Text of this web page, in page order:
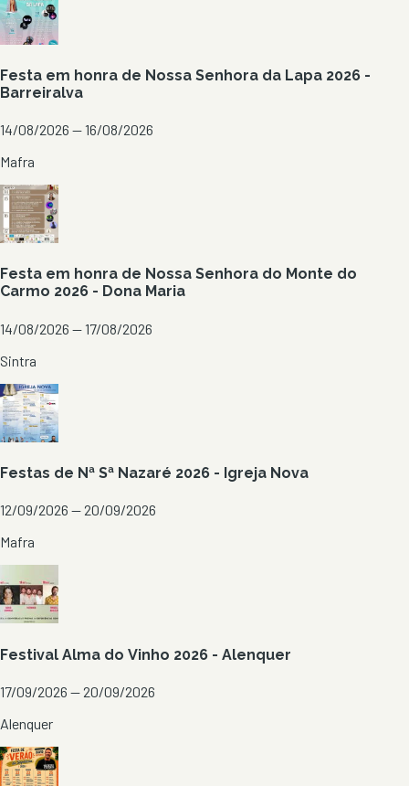
Festa em honra de Nossa Senhora da Lapa 2026 -
Barreiralva
14/08/2026 — 16/08/2026
Mafra
Festa em honra de Nossa Senhora do Monte do
Carmo 2026 - Dona Maria
14/08/2026 — 17/08/2026
Sintra
Festas de Nª Sª Nazaré 2026 - Igreja Nova
12/09/2026 — 20/09/2026
Mafra
Festival Alma do Vinho 2026 - Alenquer
17/09/2026 — 20/09/2026
Alenquer